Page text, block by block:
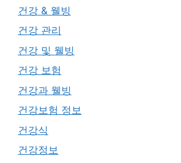
건강 & 웰빙
건강 관리
건강 및 웰빙
건강 보험
건강과 웰빙
건강보험 정보
건강식
건강정보